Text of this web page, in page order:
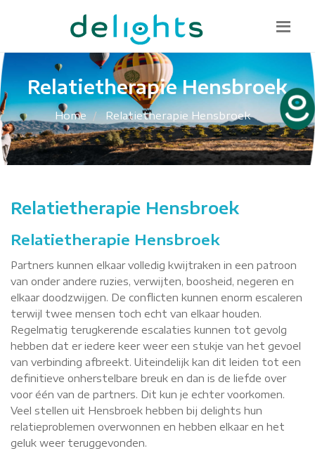
085 130 1482
info@delights.nu
Relatietherapie Hensbroek
Home Relatietherapie Hensbroek
Relatietherapie Hensbroek
Relatietherapie Hensbroek
Partners kunnen elkaar volledig kwijtraken in een patroon
van onder andere ruzies, verwijten, boosheid, negeren en
elkaar doodzwijgen. De conflicten kunnen enorm escaleren
terwijl twee mensen toch echt van elkaar houden.
Regelmatig terugkerende escalaties kunnen tot gevolg
hebben dat er iedere keer weer een stukje van het gevoel
van verbinding afbreekt. Uiteindelijk kan dit leiden tot een
definitieve onherstelbare breuk en dan is de liefde over
voor één van de partners. Dit kun je echter voorkomen.
Veel stellen uit Hensbroek hebben bij delights hun
relatieproblemen overwonnen en hebben elkaar en het
geluk weer teruggevonden.